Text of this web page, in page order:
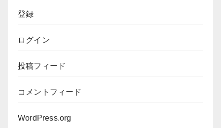
登録
ログイン
投稿フィード
コメントフィード
WordPress.org